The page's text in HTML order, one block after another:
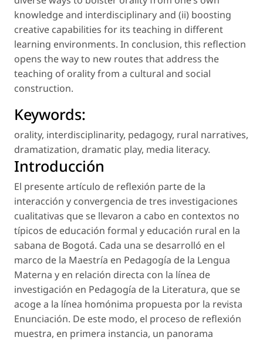
knowledge and interdisciplinary and (ii) boosting
creative capabilities for its teaching in different
learning environments. In conclusion, this reflection
opens the way to new routes that address the
teaching of orality from a cultural and social
construction.
Keywords:
orality, interdisciplinarity, pedagogy, rural narratives,
dramatization, dramatic play, media literacy.
Introducción
El presente artículo de reflexión parte de la
interacción y convergencia de tres investigaciones
cualitativas que se llevaron a cabo en contextos no
típicos de educación formal y educación rural en la
sabana de Bogotá. Cada una se desarrolló en el
marco de la Maestría en Pedagogía de la Lengua
Materna y en relación directa con la línea de
investigación en Pedagogía de la Literatura, que se
acoge a la línea homónima propuesta por la revista
Enunciación. De este modo, el proceso de reflexión
muestra, en primera instancia, un panorama